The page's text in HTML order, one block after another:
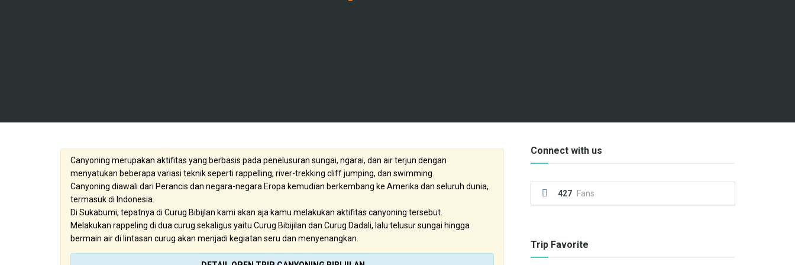
Canyoning merupakan aktifitas yang berbasis pada penelusuran sungai, ngarai, dan air terjun dengan
menyatukan beberapa variasi teknik seperti rappelling, river-trekking cliff jumping, dan swimming.
Canyoning diawali dari Perancis dan negara-negara Eropa kemudian berkembang ke Amerika dan seluruh dunia,
termasuk di Indonesia.
Di Sukabumi, tepatnya di Curug Bibijlan kami akan aja kamu melakukan aktifitas canyoning tersebut.
Melakukan rappeling di dua curug sekaligus yaitu Curug Bibijilan dan Curug Dadali, lalu telusur sungai hingga
bermain air di lintasan curug akan menjadi kegiatan seru dan menyenangkan.
Connect with us
427 Fans
Trip Favorite